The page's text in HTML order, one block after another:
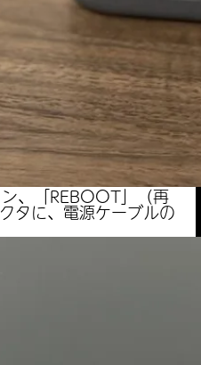
、「REBOOT」（再
タに、電源ケーブルの